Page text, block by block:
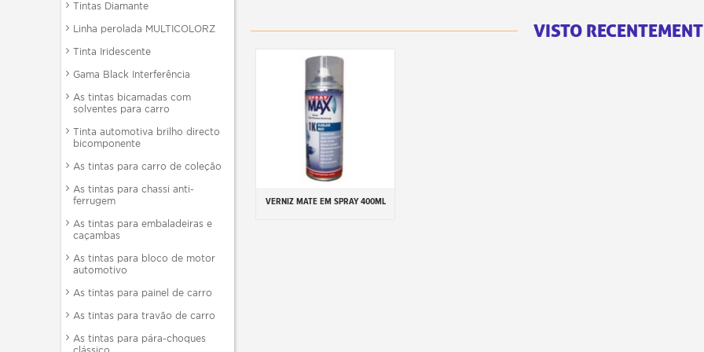
Tintas Diamante
Linha perolada MULTICOLORZ
Tinta Iridescente
Gama Black Interferência
As tintas bicamadas com
solventes para carro
Tinta automotiva brilho directo
bicomponente
As tintas para carro de coleção
As tintas para chassi anti-
ferrugem
As tintas para embaladeiras e
caçambas
As tintas para bloco de motor
automotivo
As tintas para painel de carro
As tintas para travão de carro
As tintas para pára-choques
VISTO
Adicionar ao carrinho
VERNIZ MATE EM SPRAY 400ML